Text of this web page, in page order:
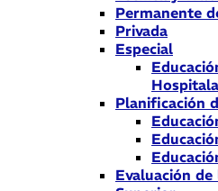
Permanente
Privada
Especial
Planificación
Evaluación